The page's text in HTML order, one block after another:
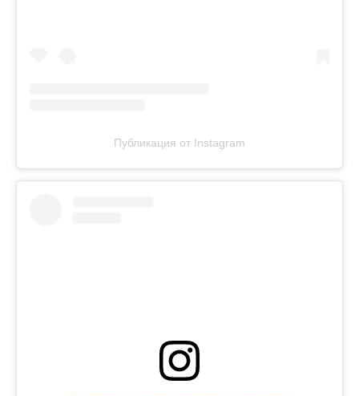
Публикация от Instagram